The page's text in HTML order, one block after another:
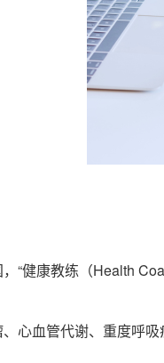
“健康教练 （Health
心血管代谢、重度呼